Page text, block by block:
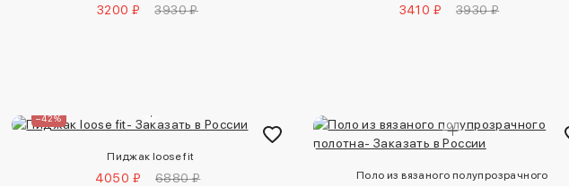
3200 ₽ 3930 ₽ 3410 ₽ 3930 ₽
–42%
Пиджак loose fit
4050 ₽ 6880 ₽
Поло из вязаного полупрозрачного